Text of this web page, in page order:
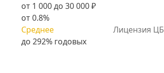
от 1 000 до 30 000 ₽
от 0.8%
Среднее
Лицензия